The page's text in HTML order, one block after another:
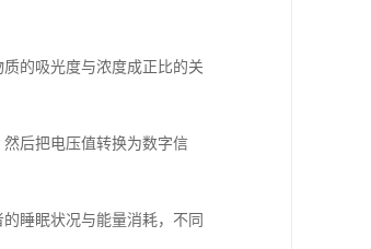
的吸光度与浓度成正比的关
后把电压值转换为数字信
睡眠状况与能量消耗，不同